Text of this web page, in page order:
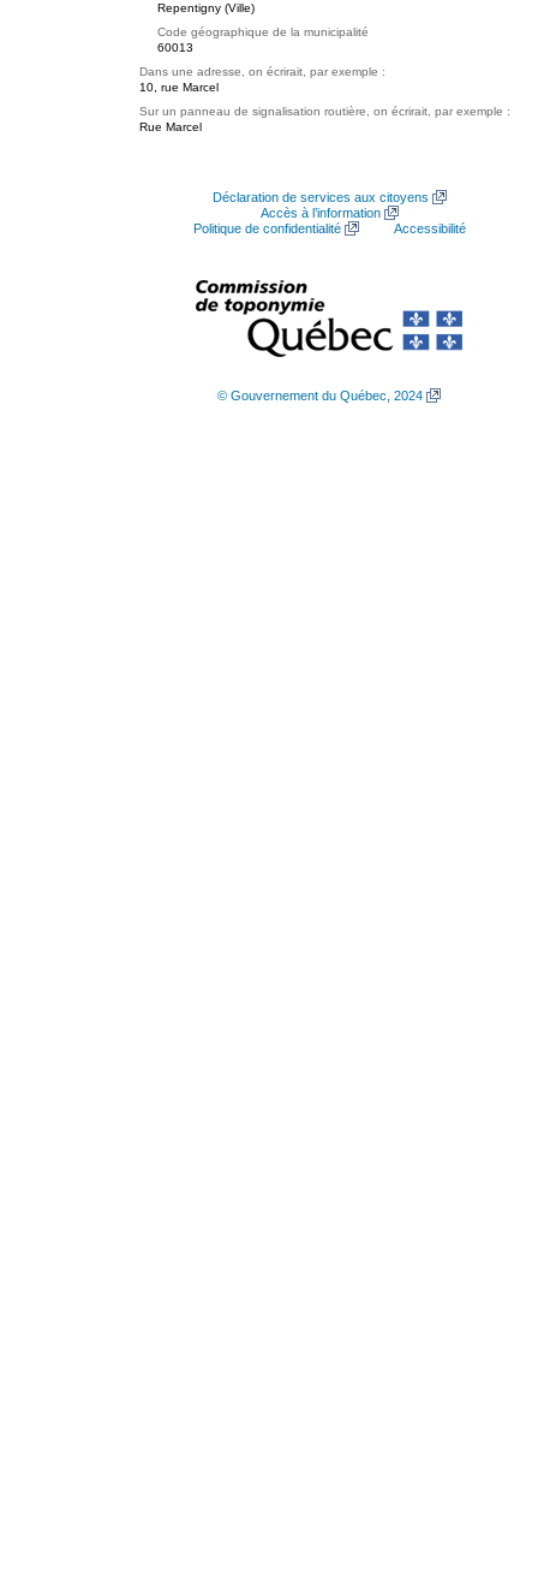
Repentigny (Ville)
Code géographique de la municipalité
60013
Dans une adresse, on écrirait, par exemple :
10, rue Marcel
Sur un panneau de signalisation routière, on écrirait, par exemple :
Rue Marcel
Déclaration de services aux citoyens
Accès à l’information
Politique de confidentialité
Accessibilité
© Gouvernement du Québec, 2024